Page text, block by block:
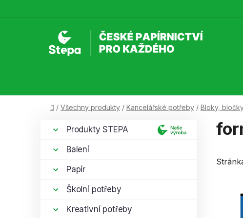
Domů
/ Všechny produkty / Kancelářské potřeby / Bloky,
Přeskočit
kategorie
Produkty STEPA
Balení
Papír
Školní potřeby
Kreativní potřeby